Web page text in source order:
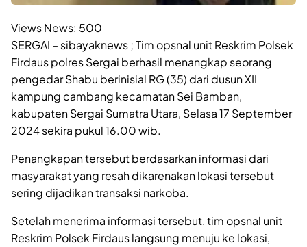
Views News: 500
SERGAI – sibayaknews ; Tim opsnal unit Reskrim Polsek
Firdaus polres Sergai berhasil menangkap seorang
pengedar Shabu berinisial RG (35) dari dusun XII
kampung cambang kecamatan Sei Bamban,
kabupaten Sergai Sumatra Utara, Selasa 17 September
2024 sekira pukul 16.00 wib.
Penangkapan tersebut berdasarkan informasi dari
masyarakat yang resah dikarenakan lokasi tersebut
sering dijadikan transaksi narkoba.
Setelah menerima informasi tersebut, tim opsnal unit
Reskrim Polsek Firdaus langsung menuju ke lokasi,